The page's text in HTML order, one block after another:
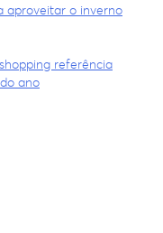
aproveitar o inverno
referência
ano